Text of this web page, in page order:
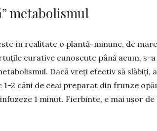
metabolismul
în realitate o plantă-mi­nu­ne, de
cu­ra­tive cunoscute până acum,
Dacă vreți efectiv să slă­biți,
1-2 căni de ceai pre­pa­rat din frunze
1 minut. Fierbinte, e mai ușor